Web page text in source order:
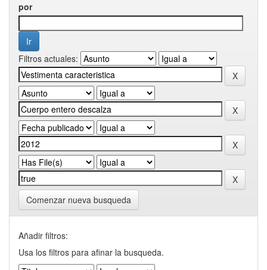
por
Filtros actuales:
Comenzar nueva busqueda
Añadir filtros:
Usa los filtros para afinar la busqueda.